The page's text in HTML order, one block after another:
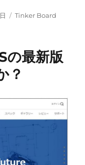
カ
ー
Tinker Board
最新版
？